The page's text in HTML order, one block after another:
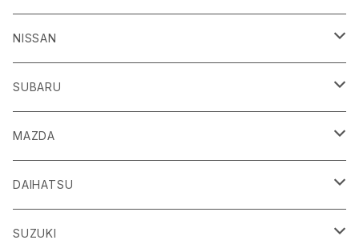
H24/4～R3/8 ZN6
GR86
R3/10～ ZN8
ｂＢ
H17/12～H28/8 20系
ｂZ４X
R4/5~ XEAM10/11/15・YEAM15
Ｃ-ＨＲ
H28/12~ 10/50系
ＦＪクルーザー
ＣＴ
H23/1～R4/11
ＥＳ
H30/10～
ＧＳ
H24/1～R2/7
ＨＳ
H21/7～H30/3
ＩＳ
NISSAN
ＡＤ
H18/12～ Y12
ＧＴ－Ｒ
H19/12～ R35
ＮＴ１００クリッパートラック
H25/12～ DR16T
ＮV１００クリッパーバン/リオ
SUBARU
ＢＲＺ
H24/3～R3/8 ZC6
R3/8～ ZD8
ＷＲＸ Ｓ４/ＳＴＩ
H26/8～R3/3 VA系
ＸＶ/ＸＶハイブリット
MAZDA
ＣＸ－３
H27/2～ DK系
ＣＸ－５
DAIHATSU
アトレー
SUZUKI